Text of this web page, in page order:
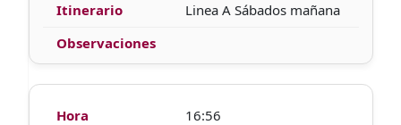
Linea A Sábados mañana
16:56